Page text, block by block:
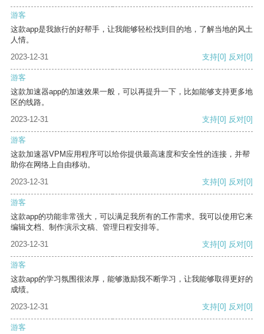
游客
这款app是我旅行的好帮手，让我能够轻松找到目的地，了解当地的风土
人情。
2023-12-31
支持[0] 反对[0]
游客
这款加速器app的加速效果一般，可以再提升一下，比如能够支持更多地
区的线路。
2023-12-31
支持[0] 反对[0]
游客
这款加速器VPM应用程序可以给你提供最高速度和安全性的连接，并帮
助你在网络上自由移动。
2023-12-31
支持[0] 反对[0]
游客
这款app的功能非常强大，可以满足我所有的工作需求。我可以使用它来
编辑文档、制作演示文稿、管理日程安排等。
2023-12-31
支持[0] 反对[0]
游客
这款app的学习氛围很浓厚，能够激励我不断学习，让我能够取得更好的
成绩。
2023-12-31
支持[0] 反对[0]
游客